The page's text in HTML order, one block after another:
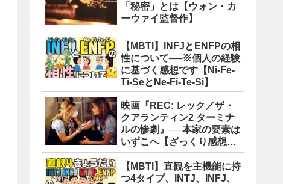
「秘密」とは【ウォン・カ
ーウァイ監督作】
【MBTI】INFJとENFPの相
性について──※個人の経験
に基づく感想です【Ni-Fe-
Ti-SeとNe-Fi-Te-Si】
映画『REC: レック／ザ・
クアランティン2 ターミナ
ルの惨劇』──本家の要素は
いずこへ【ざっくり感想
版】
【MBTI】直観を主機能に持
つ4タイプ、INTJ、INFJ、